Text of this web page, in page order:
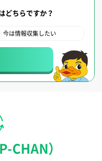
どちらですか？
今は情報収集したい
CHAN）